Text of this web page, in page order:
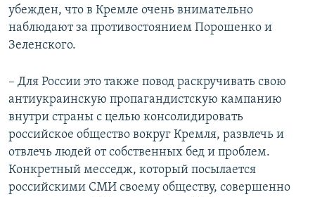
убежден, что в Кремле очень внимательно
наблюдают за противостоянием Порошенко и
Зеленского.
– Для России это также повод раскручивать свою
антиукраинскую пропагандистскую кампанию
внутри страны с целью консолидировать
российское общество вокруг Кремля, развлечь и
отвлечь людей от собственных бед и проблем.
Конкретный месседж, который посылается
российскими СМИ своему обществу, совершенно